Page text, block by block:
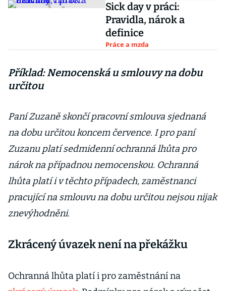
Sick day v práci:
Pravidla, nárok a
definice
Práce a mzda
Příklad: Nemocenská u smlouvy na dobu
určitou
Paní Zuzaně skončí pracovní smlouva sjednaná
na dobu určitou koncem července. I pro paní
Zuzanu platí sedmidenní ochranná lhůta pro
nárok na případnou nemocenskou. Ochranná
lhůta platí i v těchto případech, zaměstnanci
pracující na smlouvu na dobu určitou nejsou nijak
znevýhodněni.
Zkrácený úvazek není na překážku
Ochranná lhůta platí i pro zaměstnání na